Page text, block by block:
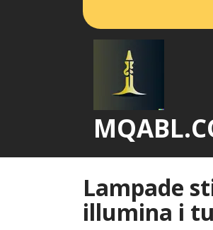
Lampade
illumina i